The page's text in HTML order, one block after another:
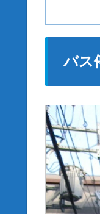
バス